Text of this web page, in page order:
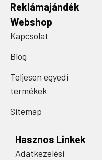
Reklámajándék
Webshop
Kapcsolat
Blog
Teljesen egyedi
termékek
Sitemap
Hasznos Linkek
Adatkezelési